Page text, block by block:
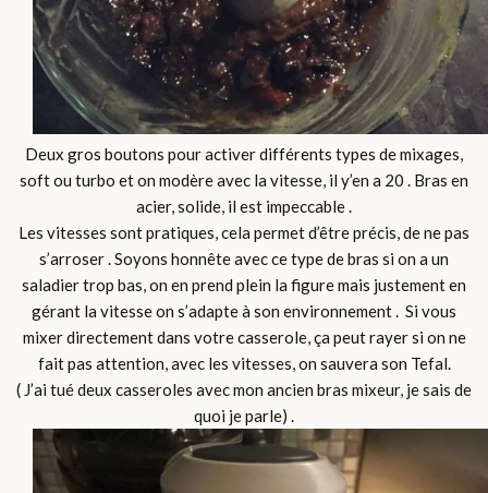
Deux gros boutons pour activer différents types de mixages,
soft ou turbo et on modère avec la vitesse, il y’en a 20 . Bras en
acier, solide, il est impeccable .
Les vitesses sont pratiques, cela permet d’être précis, de ne pas
s’arroser . Soyons honnête avec ce type de bras si on a un
saladier trop bas, on en prend plein la figure mais justement en
gérant la vitesse on s’adapte à son environnement . Si vous
mixer directement dans votre casserole, ça peut rayer si on ne
fait pas attention, avec les vitesses, on sauvera son Tefal.
( J’ai tué deux casseroles avec mon ancien bras mixeur, je sais de
quoi je parle) .